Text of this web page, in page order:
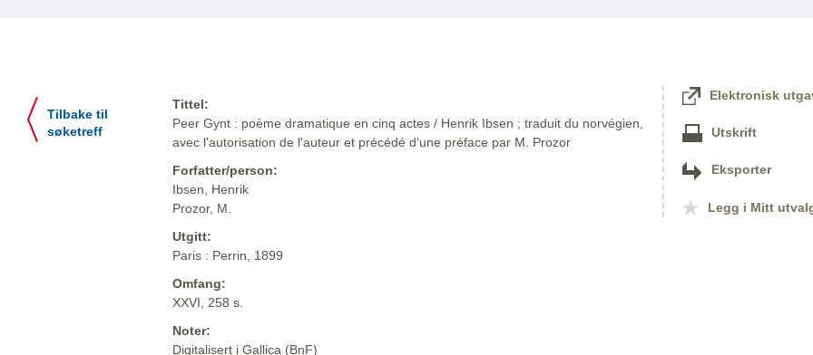
Tilbake til
søketreff
Tittel:
Peer Gynt : poème dramatique en cinq actes / Henrik Ibsen ; traduit du norvégien,
avec l'autorisation de l'auteur et précédé d'une préface par M. Prozor
Forfatter/person:
Ibsen, Henrik
Prozor, M.
Utgitt:
Paris : Perrin, 1899
Omfang:
XXVI, 258 s.
Noter:
Digitalisert i Gallica (BnF)
Elektronisk
Utskrift
Eksporter
Legg i Mitt